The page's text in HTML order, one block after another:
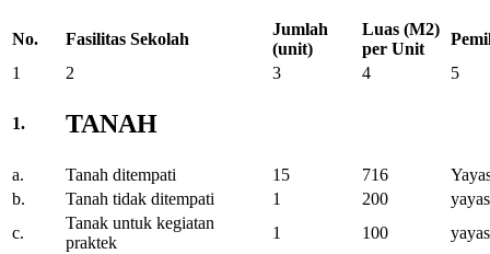
No. Fasilitas Sekolah
Jumlah
(unit)
Luas (M2)
per Unit
1
2 3 4 5
1. TANAH
a. Tanah ditempati 15 716
b.
Tanah tidak ditempati 1 200
c.
Tanak untuk kegiatan
praktek
1 100